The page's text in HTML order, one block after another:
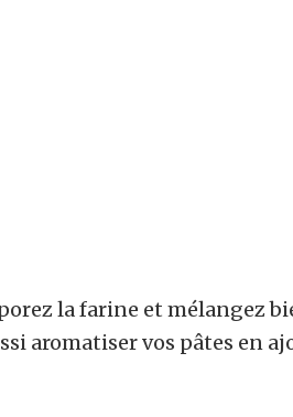
la farine et mélangez
aromatiser vos pâtes en